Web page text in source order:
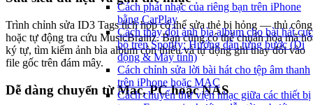
Cách phát nhạc của riêng bạn trên iPhone
bằng CarPlay
Cách thay đổi ảnh bìa album cho bài hát cục
bộ trên Spotify: Hướng dẫn từng bước (Di
động & Máy tính)
Cách chỉnh sửa lời bài hát cho tệp âm thanh
trên iPhone hoặc MAC
Cách chuyển thư viện nhạc giữa các thiết bị
Trình chỉnh sửa ID3 Tags tích hợp có thể sửa thẻ bị hỏng — thủ công
hoặc tự động tra cứu MusicBrainz. Bạn cũng có thể chuẩn hóa mã
ký tự, tìm kiếm ảnh bìa album còn thiếu và tự động ghi thay đổi vào
file gốc trên đám mây.
Dễ dàng chuyển từ Mac, PC hoặc NAS